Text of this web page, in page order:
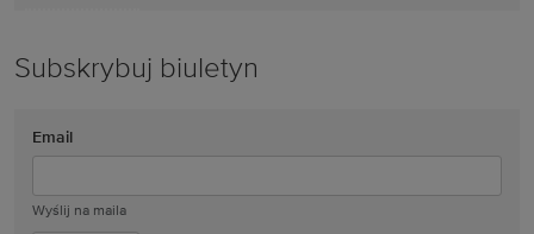
Subskrybuj biuletyn
Email
Wyślij na maila